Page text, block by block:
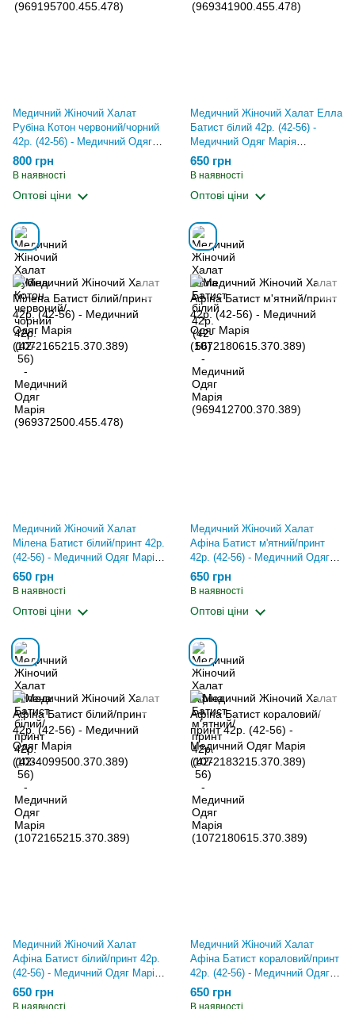
Медичний Жіночий Халат
Рубіна Котон червоний/чорний
42р. (42-56) - Медичний Одяг
Марія (969372500.455.478)
800 грн
В наявності
Оптові ціни
Медичний Жіночий Халат Елла
Батист білий 42р. (42-56) -
Медичний Одяг Марія
(969412700.370.389)
650 грн
В наявності
Оптові ціни
Медичний Жіночий Халат
Мілена Батист білий/принт 42р.
(42-56) - Медичний Одяг Марія
(1072165215.370.389)
650 грн
В наявності
Оптові ціни
Медичний Жіночий Халат
Афіна Батист м'ятний/принт
42р. (42-56) - Медичний Одяг
Марія (1072180615.370.389)
650 грн
В наявності
Оптові ціни
Медичний Жіночий Халат
Афіна Батист білий/принт 42р.
(42-56) - Медичний Одяг Марія
(1034099500.370.389)
650 грн
В наявності
Медичний Жіночий Халат
Афіна Батист кораловий/принт
42р. (42-56) - Медичний Одяг
Марія (1072183215.370.389)
650 грн
В наявності